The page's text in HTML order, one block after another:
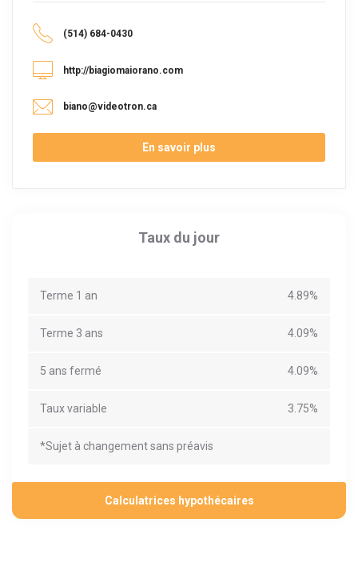
(514) 684-0430
http://biagiomaiorano.com
biano@videotron.ca
En savoir plus
Taux du jour
Terme 1 an 4.89%
Terme 3 ans 4.09%
5 ans fermé 4.09%
Taux variable 3.75%
*Sujet à changement sans préavis
Calculatrices hypothécaires